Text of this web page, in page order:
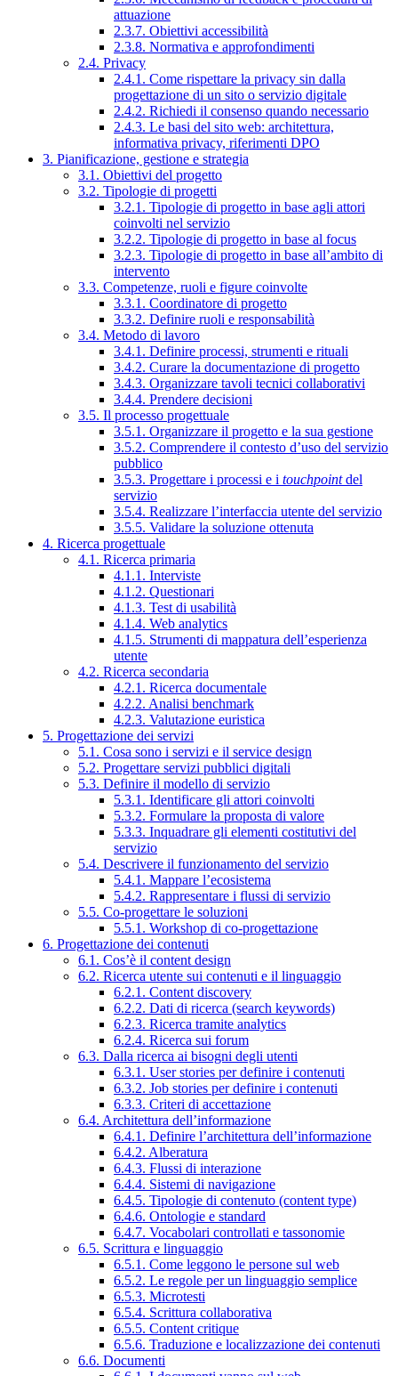
attuazione
2.3.7. Obiettivi accessibilità
2.3.8. Normativa e approfondimenti
2.4. Privacy
2.4.1. Come rispettare la privacy sin dalla
progettazione di un sito o servizio digitale
2.4.2. Richiedi il consenso quando necessario
2.4.3. Le basi del sito web: architettura,
informativa privacy, riferimenti DPO
3. Pianificazione, gestione e strategia
3.1. Obiettivi del progetto
3.2. Tipologie di progetti
3.2.1. Tipologie di progetto in base agli attori
coinvolti nel servizio
3.2.2. Tipologie di progetto in base al focus
3.2.3. Tipologie di progetto in base all’ambito di
intervento
3.3. Competenze, ruoli e figure coinvolte
3.3.1. Coordinatore di progetto
3.3.2. Definire ruoli e responsabilità
3.4. Metodo di lavoro
3.4.1. Definire processi, strumenti e rituali
3.4.2. Curare la documentazione di progetto
3.4.3. Organizzare tavoli tecnici collaborativi
3.4.4. Prendere decisioni
3.5. Il processo progettuale
3.5.1. Organizzare il progetto e la sua gestione
3.5.2. Comprendere il contesto d’uso del servizio
pubblico
3.5.3. Progettare i processi e i touchpointdel
servizio
3.5.4. Realizzare l’interfaccia utente del servizio
3.5.5. Validare la soluzione ottenuta
4. Ricerca progettuale
4.1. Ricerca primaria
4.1.1. Interviste
4.1.2. Questionari
4.1.3. Test di usabilità
4.1.4. Web analytics
4.1.5. Strumenti di mappatura dell’esperienza
utente
4.2. Ricerca secondaria
4.2.1. Ricerca documentale
4.2.2. Analisi benchmark
4.2.3. Valutazione euristica
5. Progettazione dei servizi
5.1. Cosa sono i servizi e il service design
5.2. Progettare servizi pubblici digitali
5.3. Definire il modello di servizio
5.3.1. Identificare gli attori coinvolti
5.3.2. Formulare la proposta di valore
5.3.3. Inquadrare gli elementi costitutivi del
servizio
5.4. Descrivere il funzionamento del servizio
5.4.1. Mappare l’ecosistema
5.4.2. Rappresentare i flussi di servizio
5.5. Co-progettare le soluzioni
5.5.1. Workshop di co-progettazione
6. Progettazione dei contenuti
6.1. Cos’è il content design
6.2. Ricerca utente sui contenuti e il linguaggio
6.2.1. Content discovery
6.2.2. Dati di ricerca (search keywords)
6.2.3. Ricerca tramite analytics
6.2.4. Ricerca sui forum
6.3. Dalla ricerca ai bisogni degli utenti
6.3.1. User stories per definire i contenuti
6.3.2. Job stories per definire i contenuti
6.3.3. Criteri di accettazione
6.4. Architettura dell’informazione
6.4.1. Definire l’architettura dell’informazione
6.4.2. Alberatura
6.4.3. Flussi di interazione
6.4.4. Sistemi di navigazione
6.4.5. Tipologie di contenuto (content type)
6.4.6. Ontologie e standard
6.4.7. Vocabolari controllati e tassonomie
6.5. Scrittura e linguaggio
6.5.1. Come leggono le persone sul web
6.5.2. Le regole per un linguaggio semplice
6.5.3. Microtesti
6.5.4. Scrittura collaborativa
6.5.5. Content critique
6.5.6. Traduzione e localizzazione dei contenuti
6.6. Documenti